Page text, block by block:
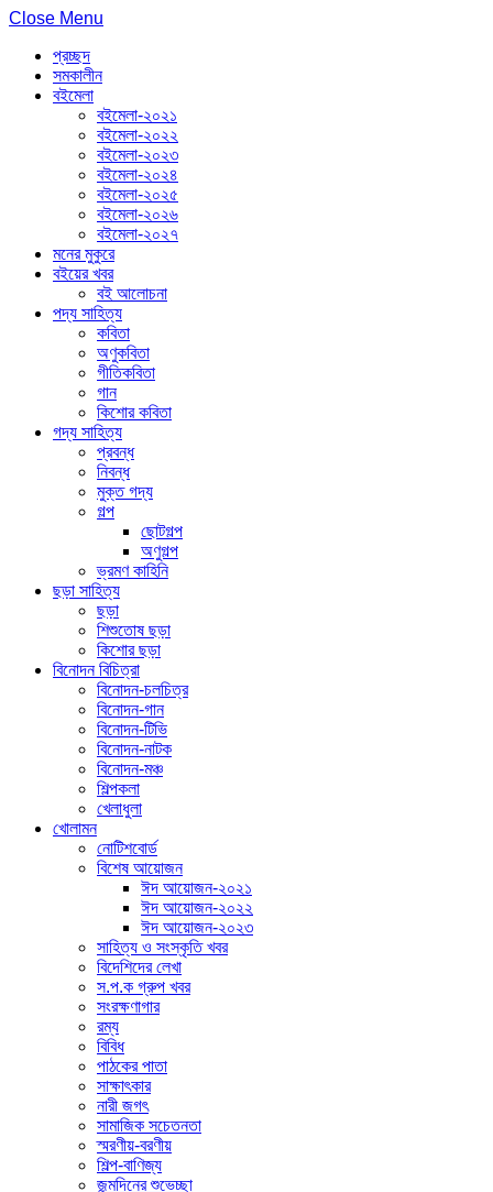
Close Menu
প্রচ্ছদ
সমকালীন
বইমেলা
বইমেলা-২০২১
বইমেলা-২০২২
বইমেলা-২০২৩
বইমেলা-২০২৪
বইমেলা-২০২৫
বইমেলা-২০২৬
বইমেলা-২০২৭
মনের মুকুরে
বইয়ের খবর
বই আলোচনা
পদ্য সাহিত্য
কবিতা
অণুকবিতা
গীতিকবিতা
গান
কিশোর কবিতা
গদ্য সাহিত্য
প্রবন্ধ
নিবন্ধ
মুক্ত গদ্য
গল্প
ছোটগল্প
অণুগল্প
ভ্রমণ কাহিনি
ছড়া সাহিত্য
ছড়া
শিশুতোষ ছড়া
কিশোর ছড়া
বিনোদন বিচিত্রা
বিনোদন-চলচিত্র
বিনোদন-গান
বিনোদন-টিভি
বিনোদন-নাটক
বিনোদন-মঞ্চ
শিল্পকলা
খেলাধুলা
খোলামন
নোটিশবোর্ড
বিশেষ আয়োজন
ঈদ আয়োজন-২০২১
ঈদ আয়োজন-২০২২
ঈদ আয়োজন-২০২৩
সাহিত্য ও সংস্কৃতি খবর
বিদেশিদের লেখা
স.প.ক গ্রুপ খবর
সংরক্ষণাগার
রম্য
বিবিধ
পাঠকের পাতা
সাক্ষাৎকার
নারী জগৎ
সামাজিক সচেতনতা
স্মরণীয়-বরণীয়
শিল্প-বাণিজ্য
জন্মদিনের শুভেচ্ছা